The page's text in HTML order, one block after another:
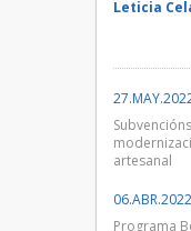
Leticia
artesanal
06.ABR.2022
Programa